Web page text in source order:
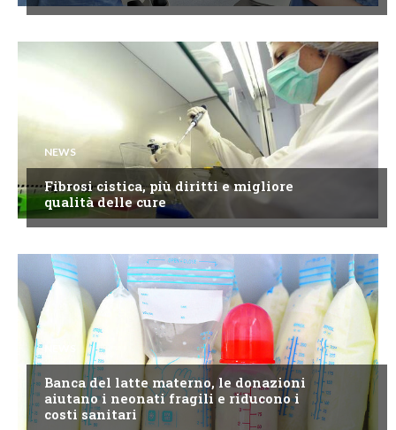
NEWS
Fibrosi cistica, più diritti e migliore
qualità delle cure
Banca del latte materno, le donazioni
aiutano i neonati fragili e riducono i
costi sanitari